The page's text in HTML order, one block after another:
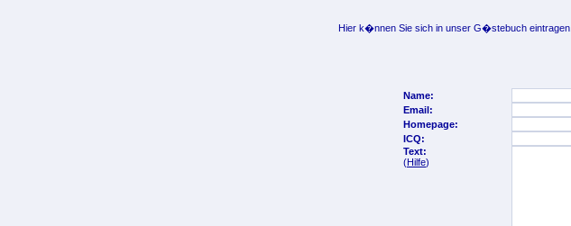
Hier k�nnen Sie sich in unser G�stebuch eintragen.
Name:
Email:
Homepage:
ICQ:
Text:
(Hilfe)